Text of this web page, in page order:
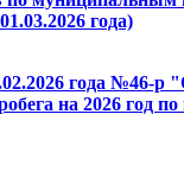
года)
года №46-р
на 2026 год